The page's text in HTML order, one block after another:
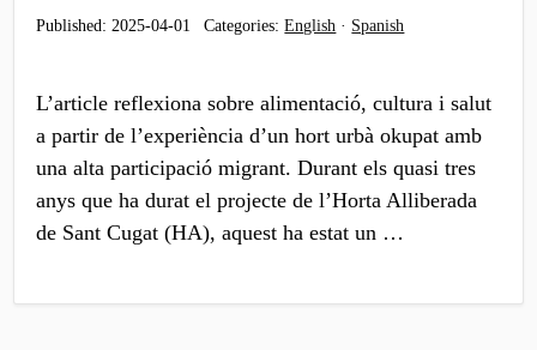
Published: 2025-04-01 Categories:English · Spanish
L’article reflexiona sobre alimentació, cultura i salut
a partir de l’experiència d’un hort urbà okupat amb
una alta participació migrant. Durant els quasi tres
anys que ha durat el projecte de l’Horta Alliberada
de Sant Cugat (HA), aquest ha estat un …